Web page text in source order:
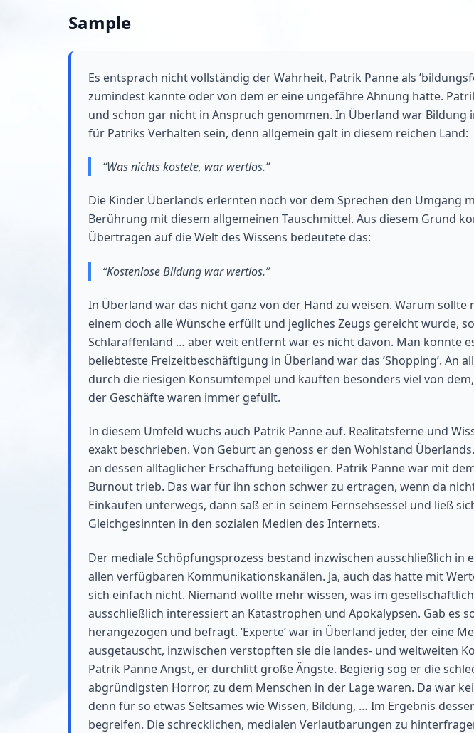
Sample
Es entsprach nicht vollständig der Wahrheit, Patrik Panne als
zumindest kannte oder von dem er eine ungefähre Ahnung hatte.
und schon gar nicht in Anspruch genommen. In Überland war
für Patriks Verhalten sein, denn allgemein galt in diesem reichen Land:
Was nichts kostete, war wertlos.
Die Kinder Überlands erlernten noch vor dem Sprechen den Umgang
Berührung mit diesem allgemeinen Tauschmittel. Aus diesem Grund
Übertragen auf die Welt des Wissens bedeutete das:
Kostenlose Bildung war wertlos.
In Überland war das nicht ganz von der Hand zu weisen. Warum
einem doch alle Wünsche erfüllt und jegliches Zeugs gereicht wurde,
Schlaraffenland … aber weit entfernt war es nicht davon. Man konnte
beliebteste Freizeitbeschäftigung in Überland war das ’Shopping’.
durch die riesigen Konsumtempel und kauften besonders viel von
der Geschäfte waren immer gefüllt.
In diesem Umfeld wuchs auch Patrik Panne auf. Realitätsferne und
exakt beschrieben. Von Geburt an genoss er den Wohlstand
an dessen alltäglicher Erschaffung beteiligen. Patrik Panne war mit
Burnout trieb. Das war für ihn schon schwer zu ertragen, wenn da
Einkaufen unterwegs, dann saß er in seinem Fernsehsessel und ließ
Gleichgesinnten in den sozialen Medien des Internets.
Der mediale Schöpfungsprozess bestand inzwischen ausschließlich
allen verfügbaren Kommunikationskanälen. Ja, auch das hatte mit
sich einfach nicht. Niemand wollte mehr wissen, was im
ausschließlich interessiert an Katastrophen und Apokalypsen. Gab es
herangezogen und befragt. ’Experte’ war in Überland jeder, der eine
ausgetauscht, inzwischen verstopften sie die landes- und weltweiten
Patrik Panne Angst, er durchlitt große Ängste. Begierig sog er die
abgründigsten Horror, zu dem Menschen in der Lage waren. Da war
denn für so etwas Seltsames wie Wissen, Bildung, … Im Ergebnis
begreifen. Die schrecklichen, medialen Verlautbarungen zu